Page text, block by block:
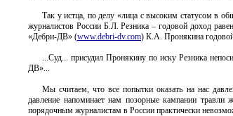
Так у истца, по делу «лица с высоким статусом в
журналистов России Б.Л. Резника – годовой доход
«Дебри-ДВ» (www.debri-dv.com) К.А. Пронякина годовой
...Суд... присудил Пронякину по иску Резника
ДВ»...
Мы считаем, что все попытки оказать на нас
давление напоминает нам позорные кампании травли
порядочным журналистам в России практически